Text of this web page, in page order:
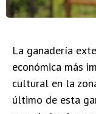
La ganadería
económica más
cultural en la
último de esta